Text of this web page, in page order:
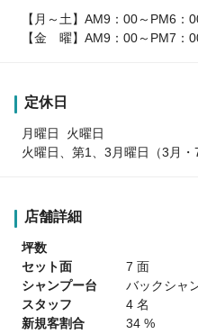
【月～土】AM9：00～PM6：
【金 曜】AM9：00～PM7：
定休日
月曜日 火曜日
火曜日、第1、3月曜日（3月・
店舗詳細
坪数
セット面
7 面
シャンプー台
バックシャ
スタッフ
4 名
新規客割合
34 %